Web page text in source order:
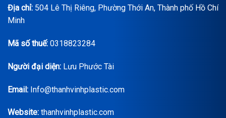
Địa chỉ: 504 Lê Thị Riêng, Phường Thới An, Thành phố Hồ Chí
Minh
Mã số thuế: 0318823284
Người đại diện: Lưu Phước Tài
Email: Info@thanhvinhplastic.com
Website: thanhvinhplastic.com